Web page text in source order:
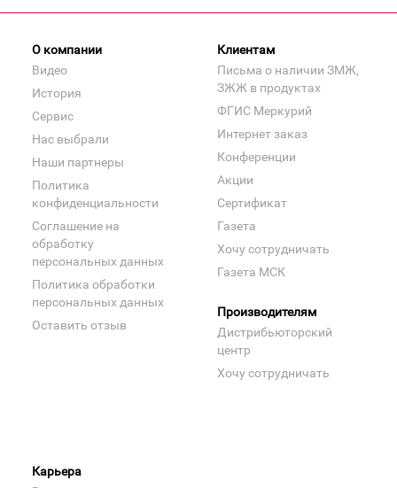
О компании
Видео
История
Сервис
Нас выбрали
Наши партнеры
Политика
конфиденциальности
Соглашение на
обработку
персональных данных
Политика обработки
персональных данных
Оставить отзыв
Клиентам
Письма о наличии ЗМЖ,
ЗЖЖ в продуктах
ФГИС Меркурий
Интернет заказ
Конференции
Акции
Сертификат
Газета
Хочу сотрудничать
Газета МСК
Производителям
Дистрибьюторский
центр
Хочу сотрудничать
Карьера